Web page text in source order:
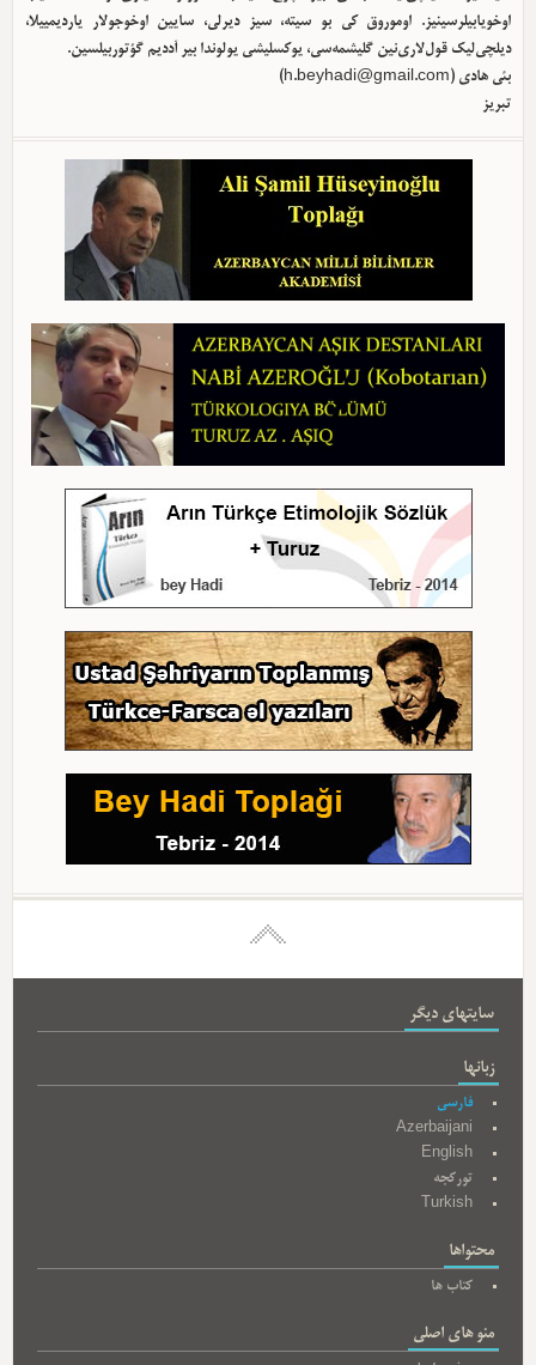
اوخویابیلرسینیز. اوموروق کی بو سیته، سیز دیرلی، سایین اوخوجولار یاردیمییلا،
دیلچی‌لیک قول‌لاری‌نین گلیشمه‌سی، یوکسلیشی یولوندا بیر آددیم گؤتوربیلسین.
بئی هادی (h.beyhadi@gmail.com
)
تبریز
سایتهای دیگر
زبانها
فارسی
Azerbaijani
English
تورکجه
Turkish
محتواها
کتاب ها
منو های اصلی